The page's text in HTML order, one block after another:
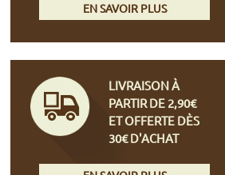
EN SAVOIR PLUS
LIVRAISON À
PARTIR DE 2,90€
ET OFFERTE DÈS
30€ D'ACHAT